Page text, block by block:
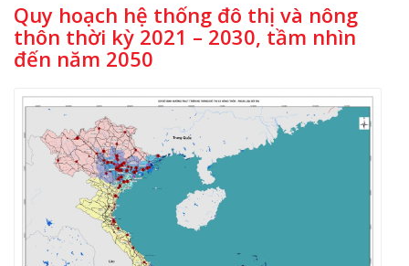
Quy hoạch hệ thống đô thị và nông
thôn thời kỳ 2021 – 2030, tầm nhìn
đến năm 2050